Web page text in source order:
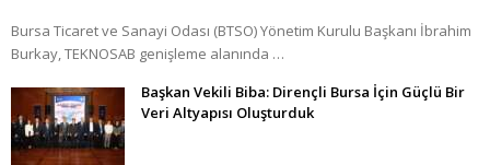
Bursa Ticaret ve Sanayi Odası (BTSO) Yönetim Kurulu Başkanı İbrahim
Burkay, TEKNOSAB genişleme alanında …
Başkan Vekili Biba: Dirençli Bursa İçin Güçlü Bir
Veri Altyapısı Oluşturduk